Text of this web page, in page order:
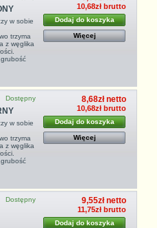
w sobie
trzyma
z węglika
10,68zł brutto
Dodaj do koszyka
Więcej
Dostępny
w sobie
trzyma
z węglika
8,68zł netto
10,68zł brutto
Dodaj do koszyka
Więcej
Dostępny 9,55zł netto
11,75zł brutto
Dodaj do koszyka